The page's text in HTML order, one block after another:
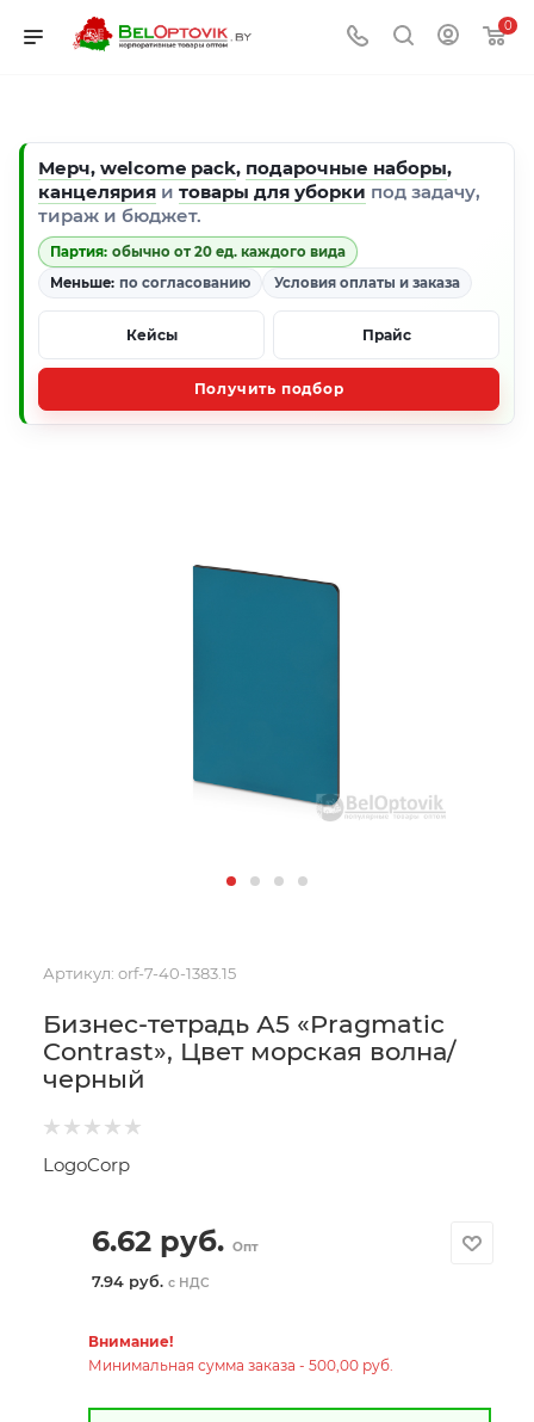
0
Мерч, welcome pack, подарочные наборы,
канцелярия и товары для уборки под задачу,
тираж и бюджет.
Партия: обычно от 20 ед. каждого вида
Меньше: по согласованию Условия оплаты и заказа
Кейсы Прайс
Получить подбор
Артикул: orf-7-40-1383.15
Бизнес-тетрадь А5 «Pragmatic
Contrast», Цвет морская волна/
черный
LogoCorp
6.62руб. Опт
7.94 руб. с НДС
Внимание!
Минимальная сумма заказа - 500,00 руб.